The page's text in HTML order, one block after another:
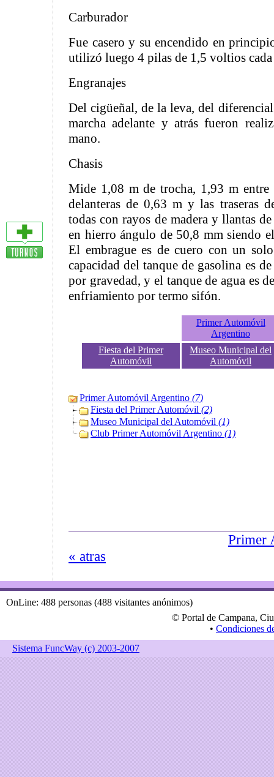
Carburador
Fue casero y su encendido en
utilizó luego 4 pilas de 1,5 voltios cada
Engranajes
Del cigüeñal, de la leva, del
marcha adelante y atrás fueron
mano.
Chasis
Mide 1,08 m de trocha, 1,93 m entre
delanteras de 0,63 m y las traseras
todas con rayos de madera y llantas
en hierro ángulo de 50,8 mm siendo
El embrague es de cuero con un
capacidad del tanque de gasolina es
por gravedad, y el tanque de agua es
enfriamiento por termo sifón.
Primer Automóvil
Argentino
Fiesta del Primer
Automóvil
Museo Municipal del
Automóvil
Primer Automóvil Argentino (7)
Fiesta del Primer Automóvil (2)
Museo Municipal del Automóvil (1)
Club Primer Automóvil Argentino (1)
Primer
« atras
OnLine: 488 personas (488 visitantes anónimos)
© Portal de Campana,
• Condiciones
Sistema FuncWay (c) 2003-2007